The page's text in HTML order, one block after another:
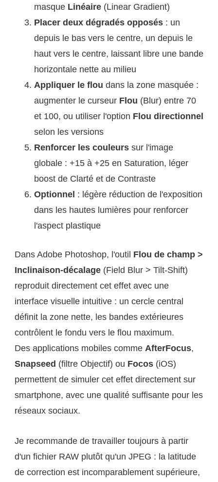
masque Linéaire (Linear Gradient)
Placer deux dégradés opposés : un
depuis le bas vers le centre, un depuis le
haut vers le centre, laissant libre une bande
horizontale nette au milieu
Appliquer le flou dans la zone masquée :
augmenter le curseur Flou (Blur) entre 70
et 100, ou utiliser l'option Flou directionnel
selon les versions
Renforcer les couleurs sur l'image
globale : +15 à +25 en Saturation, léger
boost de Clarté et de Contraste
Optionnel : légère réduction de l'exposition
dans les hautes lumières pour renforcer
l'aspect plastique
Dans Adobe Photoshop, l'outil Flou de champ >
Inclinaison-décalage (Field Blur > Tilt-Shift)
reproduit directement cet effet avec une
interface visuelle intuitive : un cercle central
définit la zone nette, les bandes extérieures
contrôlent le fondu vers le flou maximum.
Des applications mobiles comme AfterFocus,
Snapseed (filtre Objectif) ou Focos (iOS)
permettent de simuler cet effet directement sur
smartphone, avec une qualité suffisante pour les
réseaux sociaux.
Je recommande de travailler toujours à partir
d'un fichier RAW plutôt qu'un JPEG : la latitude
de correction est incomparablement supérieure,